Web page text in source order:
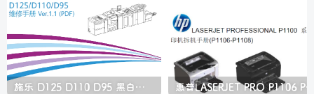
施乐 D125 D110 D95 黑白生产型高速复印机中文维修手册 惠普LASERJET PRO P1106